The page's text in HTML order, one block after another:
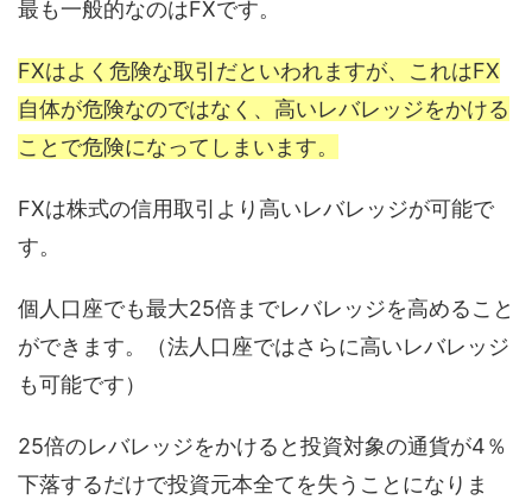
最も一般的なのはFXです。
FXはよく危険な取引だといわれますが、これはFX
自体が危険なのではなく、高いレバレッジをかける
ことで危険になってしまいます。
FXは株式の信用取引より高いレバレッジが可能で
す。
個人口座でも最大25倍までレバレッジを高めること
ができます。（法人口座ではさらに高いレバレッジ
も可能です）
25倍のレバレッジをかけると投資対象の通貨が4％
下落するだけで投資元本全てを失うことになりま